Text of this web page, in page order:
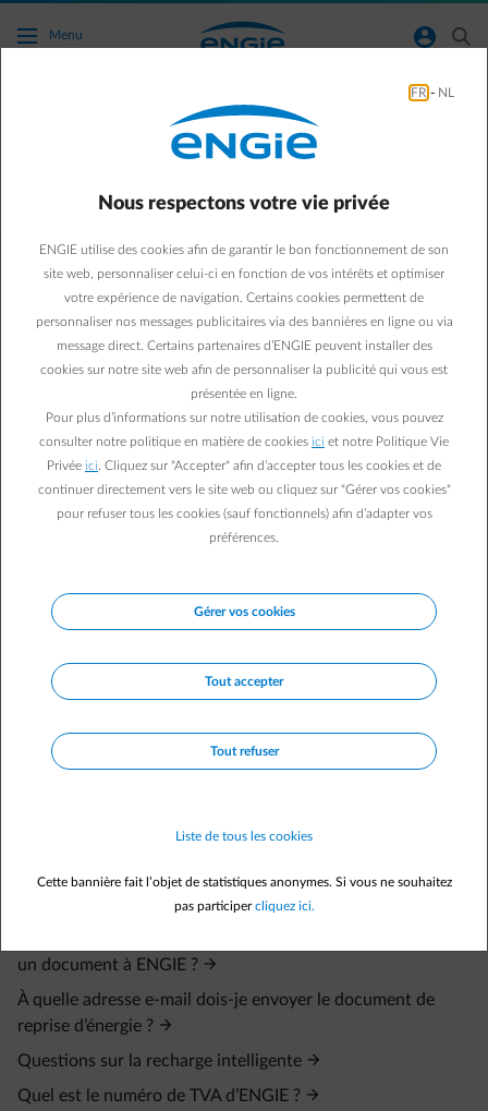
Accéder au contenu principal
Menu normal-account-circle search
Je cherche l’adresse email de ENGIE. A quelle
adresse email je dois envoyer un document
destiné à ENGIE?
arrow-left Aller à la page contact
Vous pouvez contacter ENGIE par e-mail viace lien.
Questions fréquemment posées
Questions sur les factures ?
données par ENGIE ?
Des questions sur le déménagement ?
Des questions sur un nouveau raccordement ?
Des questions sur une seconde résidence ?
Des questions sur votre situation personnelle ?
Des questions sur les décisions concernant les panneaux
Une réponse à vos questions en vidéos.
Je veux contacter ENGIE.
un document à ENGIE ?
À quelle adresse e-mail dois-je envoyer le document de
reprise d’énergie ?
Questions sur la recharge intelligente
Quel est le numéro de TVA d’ENGIE ?
FR - NL
Nous respectons votre vie privée
ENGIE utilise des cookies afin de garantir le bon fonctionnement de son
site web, personnaliser celui-ci en fonction de vos intérêts et optimiser
votre expérience de navigation. Certains cookies permettent de
personnaliser nos messages publicitaires via des bannières en ligne ou via
message direct. Certains partenaires d’ENGIE peuvent installer des
cookies sur notre site web afin de personnaliser la publicité qui vous est
présentée en ligne.
Pour plus d’informations sur notre utilisation de cookies, vous pouvez
consulter notre politique en matière de cookies ici et notre Politique Vie
Privée ici . Cliquez sur "Accepter" afin d’accepter tous les cookies et de
continuer directement vers le site web ou cliquez sur "Gérer vos cookies"
pour refuser tous les cookies (sauf fonctionnels) afin d’adapter vos
préférences.
Gérer vos cookies
Tout accepter
Tout refuser
Liste de tous les cookies
Cette bannière fait l’objet de statistiques anonymes. Si vous ne souhaitez
pas participercliquez ici.